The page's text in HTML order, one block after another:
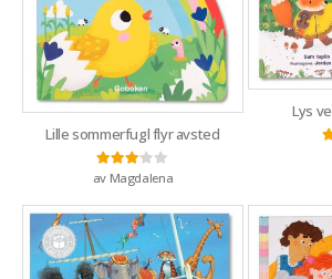
Lille sommerfugl flyr avsted
Vurdert3av 5
av Magdalena
Lys